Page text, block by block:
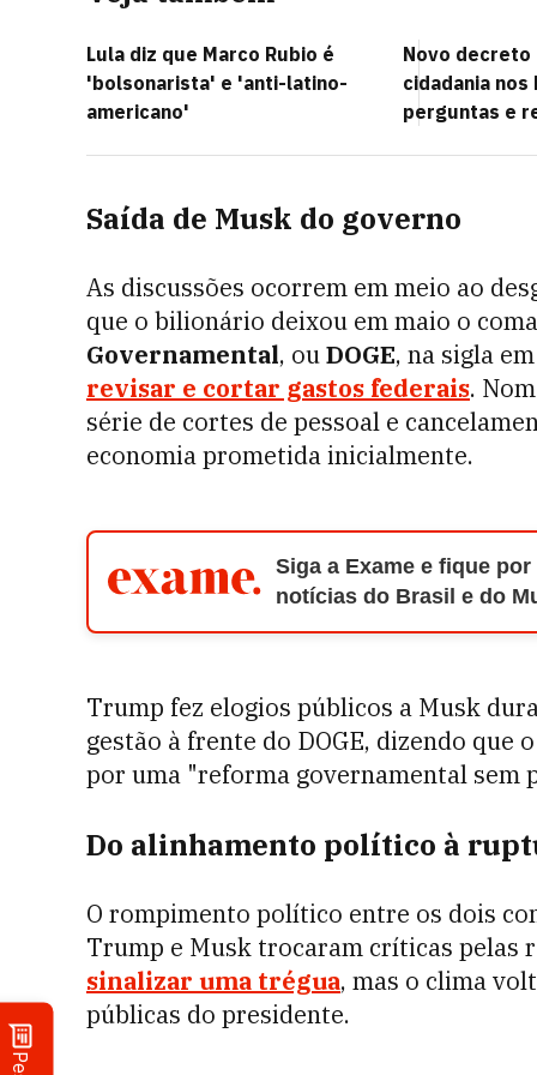
Lula diz que Marco Rubio é
'bolsonarista' e 'anti-latino-
americano'
Novo decreto
cidadania nos
perguntas e
Saída de Musk do governo
As discussões ocorrem em meio ao
que o bilionário deixou em maio o
Governamental, ouDOGE, na sigla
revisar e cortar gastos federais.
série de cortes de pessoal e
economia prometida inicialmente.
Siga a Exame e fique
notícias do Brasil e do
Trump fez elogios públicos a Musk
gestão à frente do DOGE, dizendo
por uma "reforma governamental sem
Do alinhamento político à
O rompimento político entre os dois
Trump e Musk trocaram críticas pelas
sinalizar uma trégua, mas o clima
públicas do presidente.